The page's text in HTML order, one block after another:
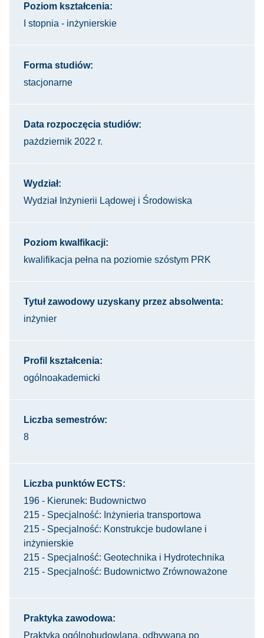
Poziom kształcenia:
I stopnia - inżynierskie
Forma studiów:
stacjonarne
Data rozpoczęcia studiów:
pażdziernik 2022 r.
Wydział:
Wydział Inżynierii Lądowej i Środowiska
Poziom kwalfikacji:
kwalifikacja pełna na poziomie szóstym PRK
Tytuł zawodowy uzyskany przez absolwenta:
inżynier
Profil kształcenia:
ogólnoakademicki
Liczba semestrów:
8
Liczba punktów ECTS:
196 - Kierunek: Budownictwo
215 - Specjalność: Inżynieria transportowa
215 - Specjalność: Konstrukcje budowlane i
inżynierskie
215 - Specjalność: Geotechnika i Hydrotechnika
215 - Specjalność: Budownictwo Zrównoważone
Praktyka zawodowa:
Praktyka ogólnobudowlana, odbywana po